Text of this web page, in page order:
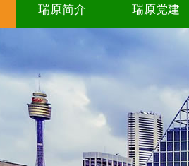
瑞原简介 瑞原党建